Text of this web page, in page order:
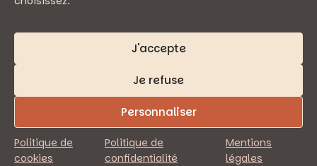
J'accepte
Je refuse
Personnaliser
Politique de
cookies
Politique de
confidentialité
Mentions
légales
© 2026 Marseille en Goguette